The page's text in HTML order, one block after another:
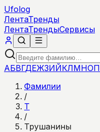
Ufolog
ЛентаТренды
ЛентаТрендыСервисы
АБВГДЕЖЗИЙКЛМНОП
Фамилии
/
Т
/
Трушанины